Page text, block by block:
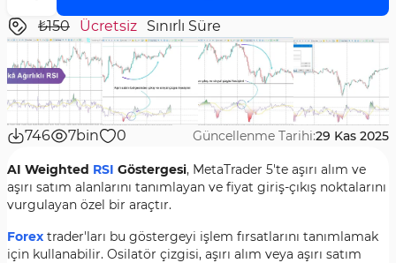
₺150 Ücretsiz Sınırlı Süre
746 7bin 0 Güncellenme Tarihi:29 Kas 2025
AI Weighted RSI Göstergesi, MetaTrader 5'te aşırı alım ve
aşırı satım alanlarını tanımlayan ve fiyat giriş-çıkış noktalarını
vurgulayan özel bir araçtır.
Forex trader'ları bu göstergeyi işlem fırsatlarını tanımlamak
için kullanabilir. Osilatör çizgisi, aşırı alım veya aşırı satım